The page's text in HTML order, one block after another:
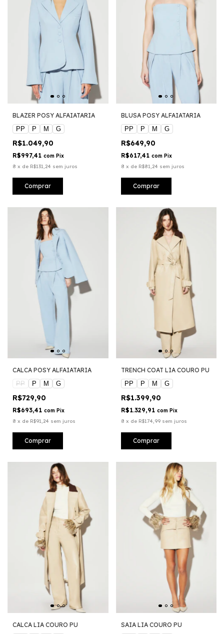
BLAZER POSY ALFAIATARIA
PP
P M G
R$1.049,90
R$997,41 com Pix
8 x de R$131,24 sem juros
Comprar
BLUSA POSY ALFAIATARIA
PP
P M G
R$649,90
R$617,41 com Pix
8 x de R$81,24 sem juros
Comprar
CALCA POSY ALFAIATARIA
PP
P M G
R$729,90
R$693,41 com Pix
8 x de R$91,24 sem juros
Comprar
TRENCH COAT LIA COURO PU
PP
P M G
R$1.399,90
R$1.329,91 com Pix
8 x de R$174,99 sem juros
Comprar
CALCA LIA COURO PU
SAIA LIA COURO PU